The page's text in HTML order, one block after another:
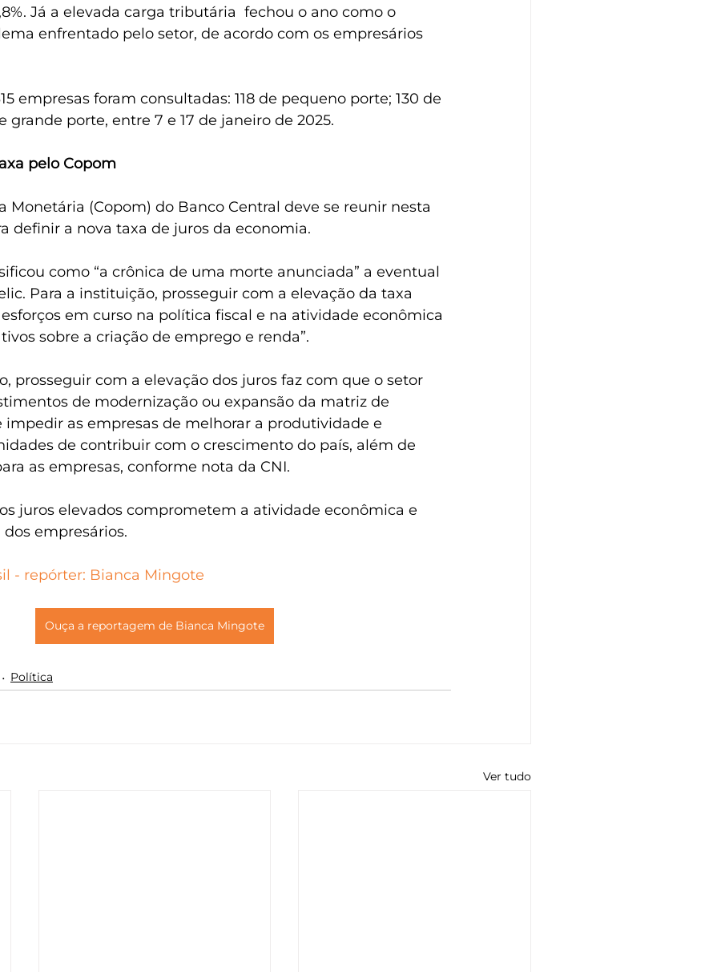
Já a elevada carga tributária  fechou o ano como o
enfrentado pelo setor, de acordo com os empresários
empresas foram consultadas: 118 de pequeno porte; 130 de
grande porte, entre 7 e 17 de janeiro de 2025.
pelo Copom
Monetária (Copom) do Banco Central deve se reunir nesta
definir a nova taxa de juros da economia.
como “a crônica de uma morte anunciada” a eventual
Para a instituição, prosseguir com a elevação da taxa
esforços em curso na política fiscal e na atividade econômica
sobre a criação de emprego e renda”.
prosseguir com a elevação dos juros faz com que o setor
de modernização ou expansão da matriz de
impedir as empresas de melhorar a produtividade e
de contribuir com o crescimento do país, além de
as empresas, conforme nota da CNI.
juros elevados comprometem a atividade econômica e
empresários.
- repórter: Bianca Mingote
Ouça a reportagem de Bianca Mingote
Política
Ver tudo